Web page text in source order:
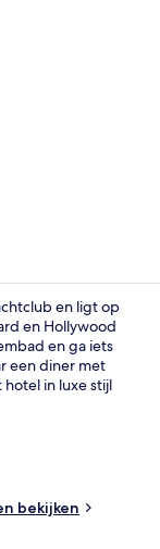
en ligt op
en Hollywood
en ga iets
een diner met
in luxe stijl
zijn erg te
bedden. Het
naar Hollywood
bekijken